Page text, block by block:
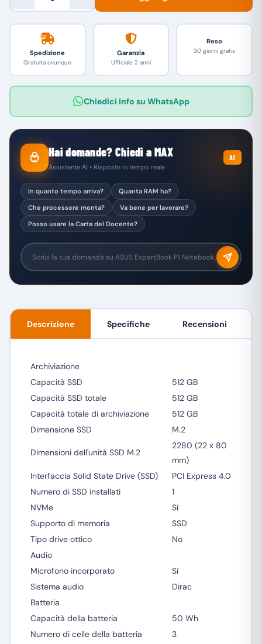
Spedizione
Gratuita ovunque
Garanzia
Ufficiale 2 anni
Reso
30 giorni gratis
Chiedici info su WhatsApp
Hai domande? Chiedi a MAX
Assistente AI • Risposte in tempo reale
AI
In quanto tempo arriva?
Quanta RAM ha?
Che processore monta?
Va bene per lavorare?
Posso usare la Carta del Docente?
Descrizione Specifiche Recensioni
Archiviazione
Capacità SSD
512 GB
Capacità SSD totale
512 GB
Capacità totale di archiviazione
512 GB
Dimensione SSD
M.2
Dimensioni dell'unità SSD M.2
2280 (22 x 80
mm)
Interfaccia Solid State Drive (SSD)
PCI Express 4.0
Numero di SSD installati
1
NVMe
Sì
Supporto di memoria
SSD
Tipo drive ottico
No
Audio
Microfono incorporato
Sì
Sistema audio
Dirac
Batteria
Capacità della batteria
50 Wh
Numero di celle della batteria
3